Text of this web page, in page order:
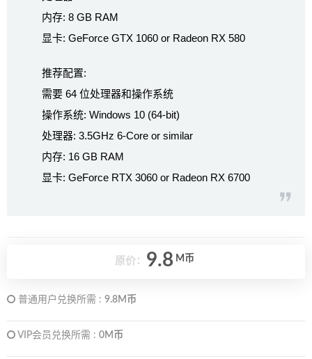
内存: 8 GB RAM
显卡: GeForce GTX 1060 or Radeon RX 580
推荐配置:
需要 64 位处理器和操作系统
操作系统: Windows 10 (64-bit)
处理器: 3.5GHz 6-Core or similar
内存: 16 GB RAM
显卡: GeForce RTX 3060 or Radeon RX 6700
原价： 9.8 M币
普通用户兑换所需 : 9.8M币
VIP会员兑换所需 : 0M币